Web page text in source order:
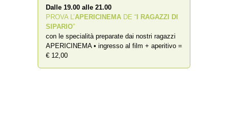
Dalle 19.00 alle 21.00
PROVA L’APERICINEMA DE “ I RAGAZZI DI
SIPARIO”
con le specialità preparate dai nostri ragazzi
APERICINEMA • ingresso al film + aperitivo =
€ 12,00